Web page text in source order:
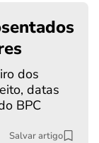
dos
datas
BPC
Salvar artigo